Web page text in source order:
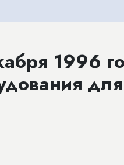
1996